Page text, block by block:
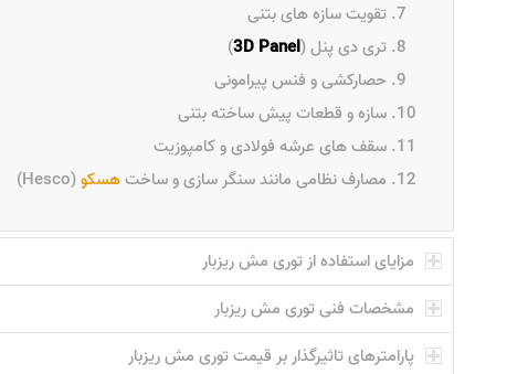
تقویت سازه های بتنی
تری دی پنل (
3D Panel
)
حصارکشی و فنس پیرامونی
سازه و قطعات پیش ساخته بتنی
سقف های عرشه فولادی و کامپوزیت
مصارف نظامی مانند سنگر سازی و ساختهسکو(Hesco)
مزایای استفاده از توری مش ریزبار
مشخصات فنی توری مش ریزبار
پارامترهای تاثیرگذار بر قیمت توری مش ریزبار